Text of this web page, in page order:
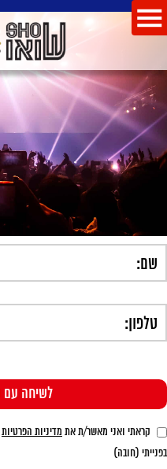
קראתי ואני מאשר/ת את מדיניות הפרטיות
בפנייתי (חובה)